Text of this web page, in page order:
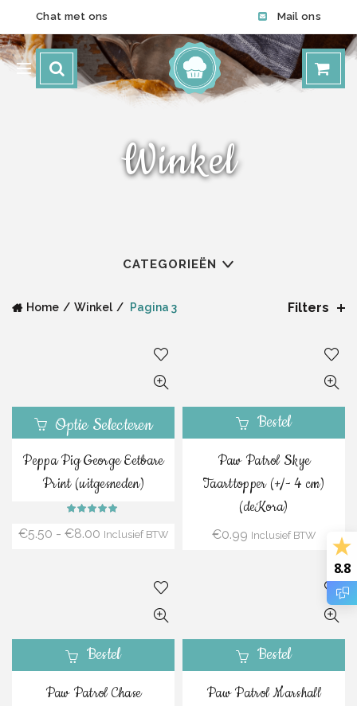
Chat met ons Mail ons
Winkel
CATEGORIEËN
Home Winkel Pagina 3 Filters
Optie Selecteren
Peppa Pig George Eetbare
Print (uitgesneden)
€5.50 - €8.00 Prijsklasse:
Inclusief BTW
Bestel
Paw Patrol Skye
Taarttopper (+/- 4 cm)
(deKora)
€0.99 Inclusief BTW
Bestel
Paw Patrol Chase
Bestel
Paw Patrol Marshall
8.8